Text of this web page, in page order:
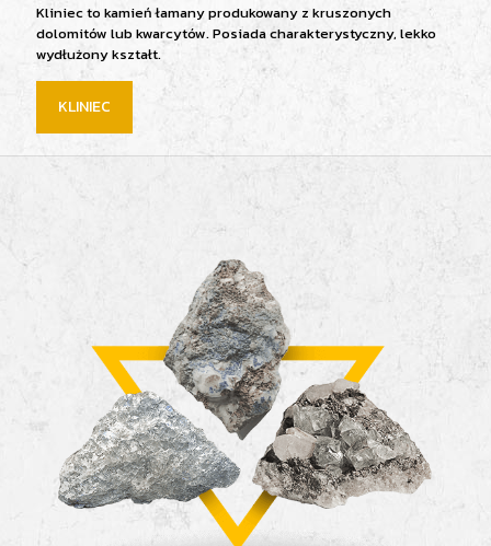
Kliniec to kamień łamany produkowany z kruszonych
dolomitów lub kwarcytów. Posiada charakterystyczny, lekko
wydłużony kształt.
KLINIEC